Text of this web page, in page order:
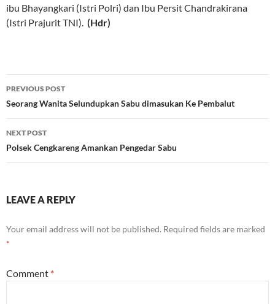
ibu Bhayangkari (Istri Polri) dan Ibu Persit Chandrakirana
(Istri Prajurit TNI). (Hdr)
Post
navigation
PREVIOUS POST
Seorang Wanita Selundupkan Sabu dimasukan Ke Pembalut
NEXT POST
Polsek Cengkareng Amankan Pengedar Sabu
LEAVE A REPLY
Your email address will not be published. Required fields are marked
*
Comment *